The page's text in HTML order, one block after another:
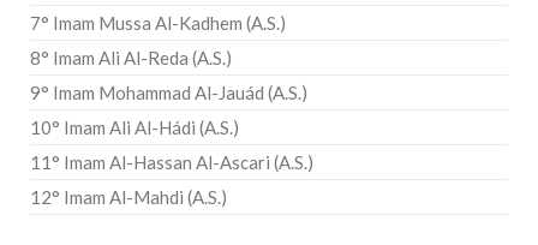
7° Imam Mussa Al-Kadhem (A.S.)
8° Imam Ali Al-Reda (A.S.)
9° Imam Mohammad Al-Jauád (A.S.)
10° Imam Ali Al-Hádi (A.S.)
11° Imam Al-Hassan Al-Ascari (A.S.)
12° Imam Al-Mahdi (A.S.)